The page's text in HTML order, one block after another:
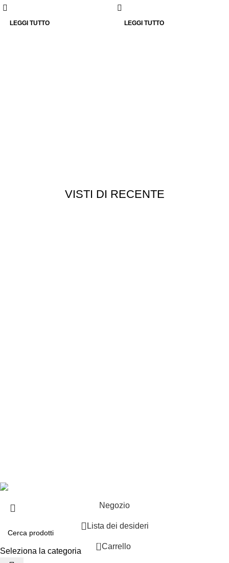
LEGGI TUTTO LEGGI TUTTO
VISTI DI RECENTE
Seleziona la categoria
Negozio
Lista dei desideri
0 Carrello